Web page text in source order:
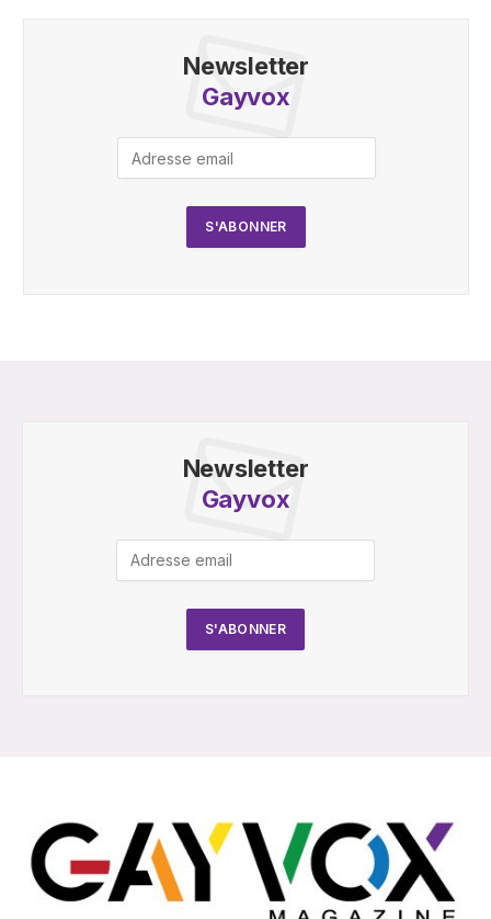
Newsletter
Gayvox
Newsletter
Gayvox